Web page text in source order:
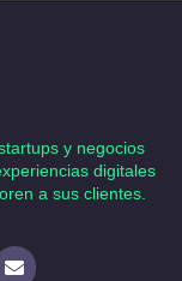
y negocios
digitales
a sus clientes.​